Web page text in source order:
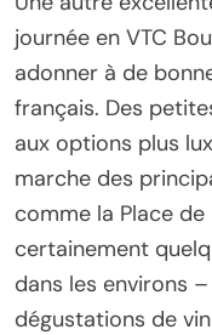
journée en VTC
adonner à de
français. Des
aux options plus
marche des
comme la Place
certainement
dans les environs
dégustations de